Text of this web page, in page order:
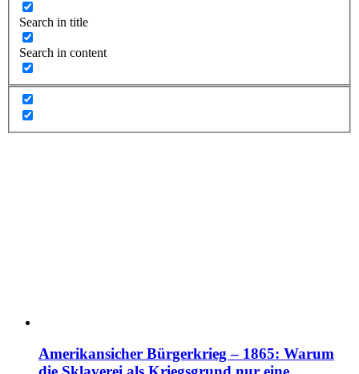
Search in title
Search in content
Amerikansicher Bürgerkrieg – 1865: Warum